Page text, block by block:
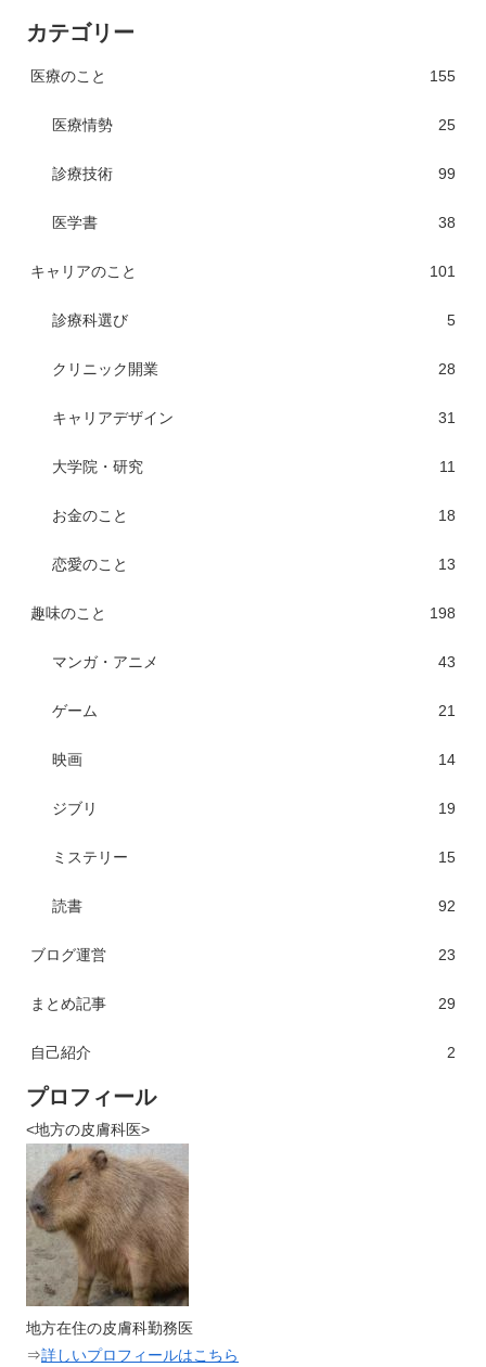
カテゴリー
医療のこと 155
医療情勢 25
診療技術 99
医学書 38
キャリアのこと 101
診療科選び 5
クリニック開業 28
キャリアデザイン 31
大学院・研究 11
お金のこと 18
恋愛のこと 13
趣味のこと 198
マンガ・アニメ 43
ゲーム 21
映画 14
ジブリ 19
ミステリー 15
読書 92
ブログ運営 23
まとめ記事 29
自己紹介 2
プロフィール
<地方の皮膚科医>
地方在住の皮膚科勤務医
⇒詳しいプロフィールはこちら